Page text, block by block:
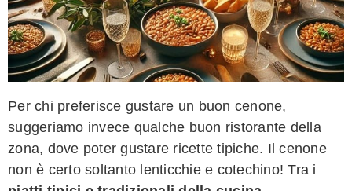
Per chi preferisce gustare un buon cenone,
suggeriamo invece qualche buon ristorante della
zona, dove poter gustare ricette tipiche. Il cenone
non è certo soltanto lenticchie e cotechino! Tra i